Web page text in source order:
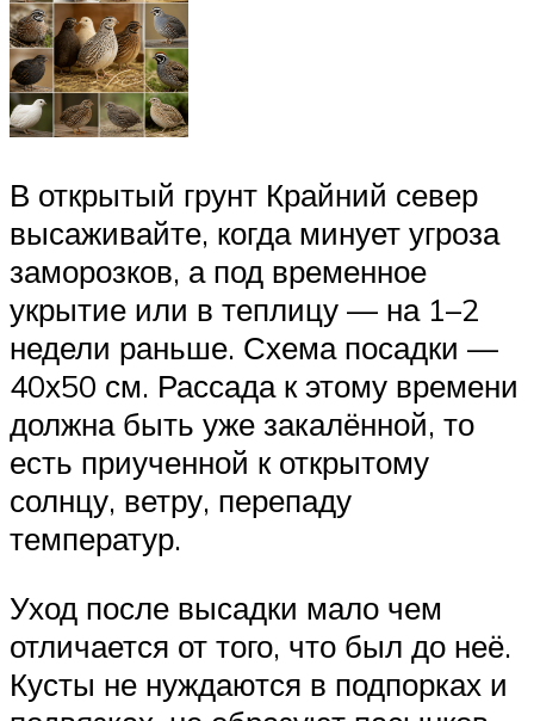
В открытый грунт Крайний север
высаживайте, когда минует угроза
заморозков, а под временное
укрытие или в теплицу — на 1–2
недели раньше. Схема посадки —
40х50 см. Рассада к этому времени
должна быть уже закалённой, то
есть приученной к открытому
солнцу, ветру, перепаду
температур.
Уход после высадки мало чем
отличается от того, что был до неё.
Кусты не нуждаются в подпорках и